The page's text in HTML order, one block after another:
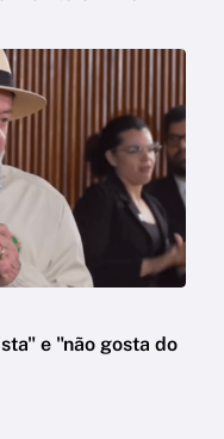
e "não gosta do